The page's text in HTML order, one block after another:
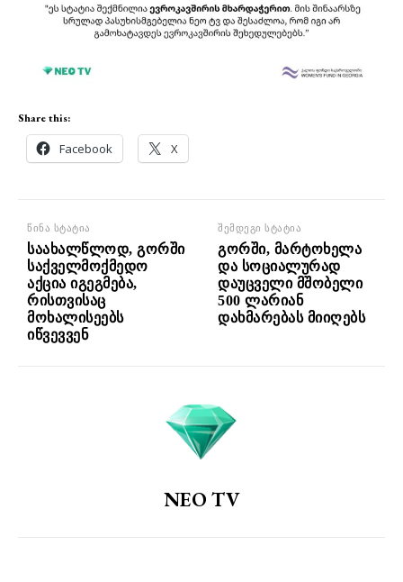
Share this:
Facebook X
წინა სტატია
საახალწლოდ, გორში
საქველმოქმედო
აქცია იგეგმება,
რისთვისაც
მოხალისეებს
იწვევვენ
შემდეგი სტატია
გორში, მარტოხელა
და სოციალურად
დაუცველი მშობელი
500 ლარიან
დახმარებას მიიღებს
NEO TV